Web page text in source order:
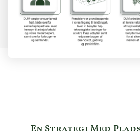
En Strategi Med